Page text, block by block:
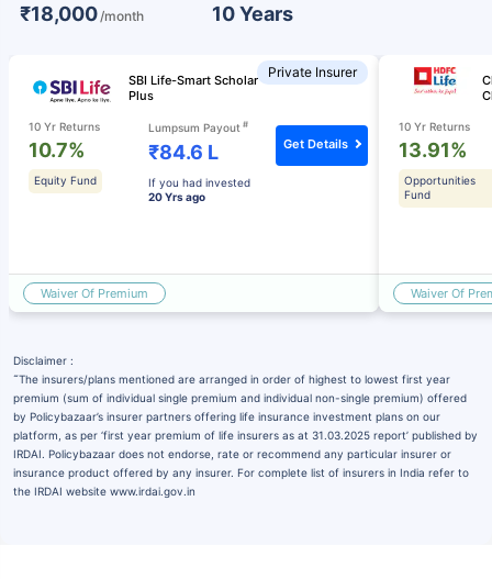
₹18,000 /month 10 Years
Private Insurer
Waiver Of Premium
SBI Life-Smart Scholar
Plus
10 Yr Returns
10.7%
Equity Fund
Lumpsum Payout #
₹84.6 L
If you had invested
20 Yrs ago
Get Details
Waiver Of
10 Yr Returns
13.91%
Opportunities
Fund
Disclaimer :
˜The insurers/plans mentioned are arranged in order of highest to lowest first year
premium (sum of individual single premium and individual non-single premium) offered
by Policybazaar’s insurer partners offering life insurance investment plans on our
platform, as per ‘first year premium of life insurers as at 31.03.2025 report’ published by
IRDAI. Policybazaar does not endorse, rate or recommend any particular insurer or
insurance product offered by any insurer. For complete list of insurers in India refer to
the IRDAI website www.irdai.gov.in